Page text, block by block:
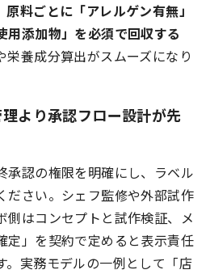
原料ごとに「アレルゲン有無」
用添加物」を必須で回収する
栄養成分算出がスムーズになり
より承認フロー設計が先
承認の権限を明確にし、ラベル
ださい。シェフ監修や外部試作
側はコンセプトと試作検証、メ
定」を契約で定めると表示責任
。実務モデルの一例として「店